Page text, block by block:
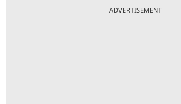
ADVERTISEMENT